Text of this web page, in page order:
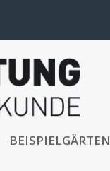
BEISPIELGÄRTEN